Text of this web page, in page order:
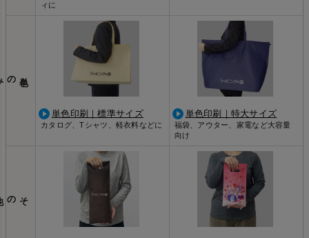
ィに
単色印刷｜標準サイズ
カタログ、Tシャツ、軽衣料などに
単色印刷｜特大サイズ
福袋、アウター、家電など大容量
向け